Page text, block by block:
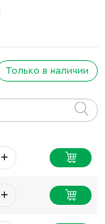
Только в наличии
+
+